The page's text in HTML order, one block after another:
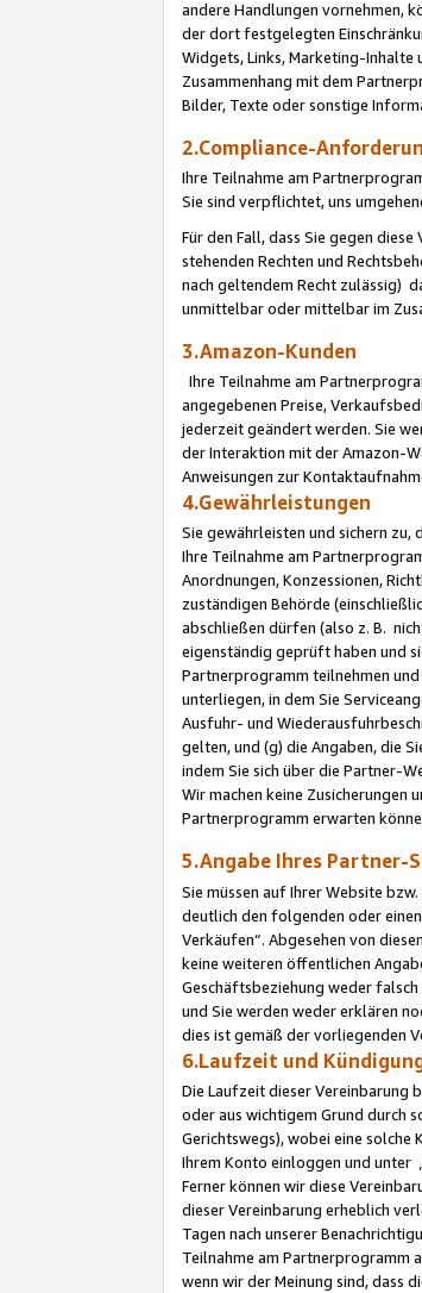
andere Handlungen vornehmen,
der dort festgelegten
Widgets, Links, Marketing-
Zusammenhang mit dem
Bilder, Texte oder sonstige
2.Compliance-
Ihre Teilnahme am
Sie sind verpflichtet, uns
Für den Fall, dass Sie gegen
stehenden Rechten und
nach geltendem Recht zulässig)
unmittelbar oder mittelbar im
3.Amazon-Kunden
Ihre Teilnahme am
angegebenen Preise,
jederzeit geändert werden. Sie
der Interaktion mit der Amazon-
Anweisungen zur
4.Gewährleistungen
Sie gewährleisten und sichern
Ihre Teilnahme am
Anordnungen, Konzessionen,
zuständigen Behörde
abschließen dürfen (also z. B.
eigenständig geprüft haben und
Partnerprogramm teilnehmen und
unterliegen, in dem Sie
Ausfuhr- und
gelten, und (g) die Angaben, die
indem Sie sich über die Partner-
Wir machen keine Zusicherungen
Partnerprogramm erwarten
5.Angabe Ihres Partner-
Sie müssen auf Ihrer Website
deutlich den folgenden oder
Verkäufen“. Abgesehen von
keine weiteren öffentlichen
Geschäftsbeziehung weder
und Sie werden weder erklären
dies ist gemäß der vorliegenden
6.Laufzeit und
Die Laufzeit dieser Vereinbarung
oder aus wichtigem Grund durch
Gerichtswegs), wobei eine solche
Ihrem Konto einloggen und unter
Ferner können wir diese
dieser Vereinbarung erheblich
Tagen nach unserer
Teilnahme am Partnerprogramm
wenn wir der Meinung sind, dass